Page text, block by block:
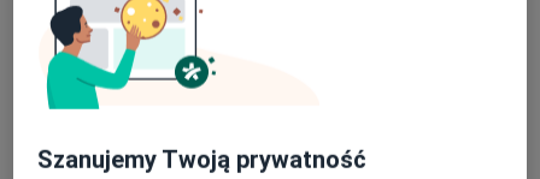
Usuwanie znamion, tłuszczaków,
kaszaków, włókniaków
Od 480 zł Szczegóły
Usunięcie naczyniaka
Szanujemy Twoją prywatność